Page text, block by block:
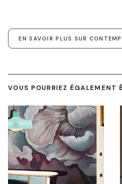
EN SAVOIR PLUS SUR
VOUS POURRIEZ ÉGALEMENT